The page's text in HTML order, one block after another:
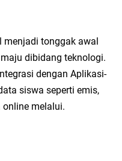
menjadi tonggak awal
dibidang teknologi.
dengan Aplikasi-
siswa seperti emis,
melalui.